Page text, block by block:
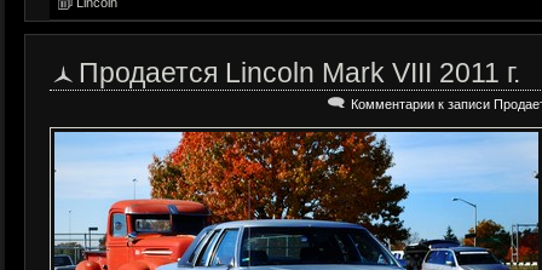
Продается Lincoln Mark VIII 2011 г.
Комментарии к записи